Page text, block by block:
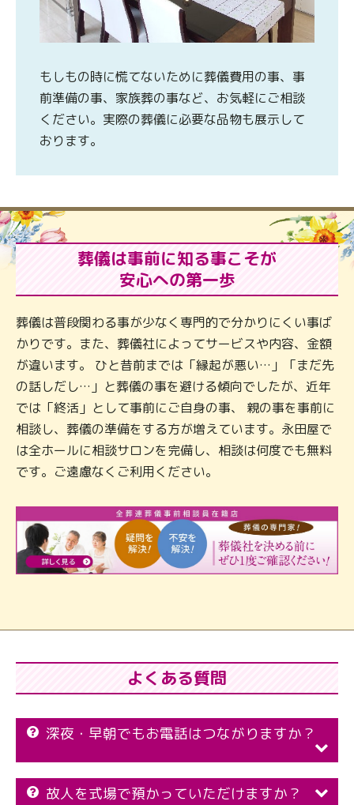
もしもの時に慌てないために葬儀費用の事、事
前準備の事、家族葬の事など、お気軽にご相談
ください。実際の葬儀に必要な品物も展示して
おります。
葬儀は事前に知る事こそが
安心への第一歩
葬儀は普段関わる事が少なく専門的で分かりにくい事ば
かりです。また、葬儀社によってサービスや内容、金額
が違います。 ひと昔前までは「縁起が悪い…」「まだ先
の話しだし…」と葬儀の事を避ける傾向でしたが、近年
では「終活」として事前にご自身の事、 親の事を事前に
相談し、葬儀の準備をする方が増えています。永田屋で
は全ホールに相談サロンを完備し、相談は何度でも無料
です。ご遠慮なくご利用ください。
よくある質問
深夜・早朝でもお電話はつながりますか？
故人を式場で預かっていただけますか？